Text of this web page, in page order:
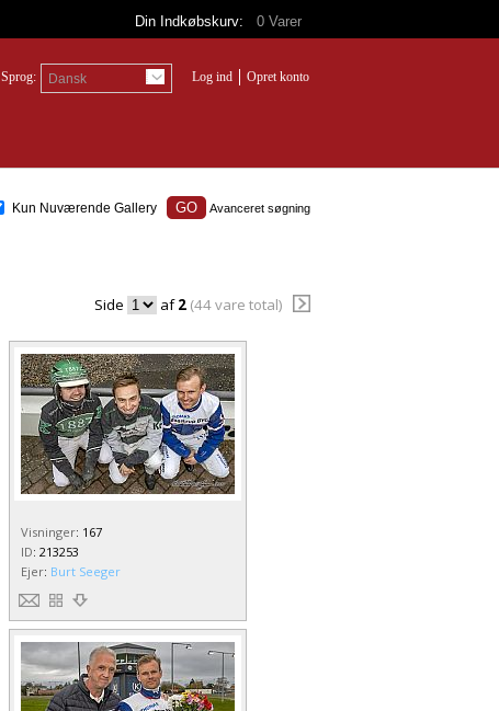
Din Indkøbskurv: 0 Varer
Dansk
Sprog: Log ind Opret konto
Kun Nuværende Gallery Avanceret søgning
Side af2 (44 vare total)
Visninger: 167
ID: 213253
Ejer: Burt Seeger